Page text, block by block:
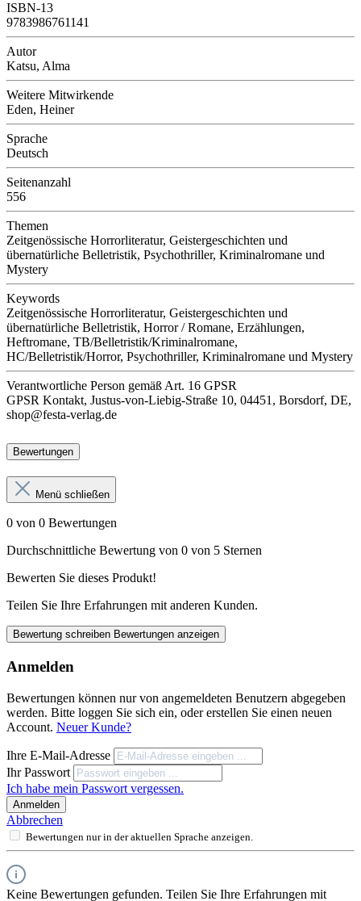
ISBN-13
9783986761141
Autor
Katsu, Alma
Weitere Mitwirkende
Eden, Heiner
Sprache
Deutsch
Seitenanzahl
556
Themen
Zeitgenössische Horrorliteratur, Geistergeschichten und
übernatürliche Belletristik, Psychothriller, Kriminalromane und
Mystery
Keywords
Zeitgenössische Horrorliteratur, Geistergeschichten und
übernatürliche Belletristik, Horror / Romane, Erzählungen,
Heftromane, TB/Belletristik/Kriminalromane,
HC/Belletristik/Horror, Psychothriller, Kriminalromane und Mystery
Verantwortliche Person gemäß Art. 16 GPSR
GPSR Kontakt, Justus-von-Liebig-Straße 10, 04451, Borsdorf, DE,
shop@festa-verlag.de
Bewertungen
Menü schließen
0 von 0 Bewertungen
Durchschnittliche Bewertung von 0 von 5 Sternen
Bewerten Sie dieses Produkt!
Teilen Sie Ihre Erfahrungen mit anderen Kunden.
Bewertung schreiben Bewertungen anzeigen
Anmelden
Bewertungen können nur von angemeldeten Benutzern abgegeben
werden. Bitte loggen Sie sich ein, oder erstellen Sie einen neuen
Account. Neuer Kunde?
Ihre E-Mail-Adresse
Ihr Passwort
Ich habe mein Passwort vergessen.
Anmelden
Abbrechen
Bewertungen nur in der aktuellen Sprache anzeigen.
Keine Bewertungen gefunden. Teilen Sie Ihre Erfahrungen mit